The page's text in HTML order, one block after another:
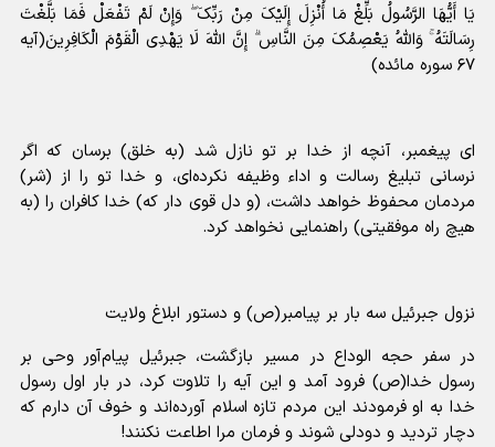
یَا أَیُّهَا الرَّسُولُ بَلِّغْ مَا أُنْزِلَ إِلَیْکَ مِنْ رَبِّکَ ۖ وَإِنْ لَمْ تَفْعَلْ فَمَا بَلَّغْتَ
رِسَالَتَهُ ۚ وَاللَّهُ یَعْصِمُکَ مِنَ النَّاسِ ۗ إِنَّ اللَّهَ لَا یَهْدِی الْقَوْمَ الْکَافِرِینَ(آیه
۶۷ سوره مائده)
ای پیغمبر، آنچه از خدا بر تو نازل شد (به خلق) برسان که اگر
نرسانی تبلیغ رسالت و اداء وظیفه نکرده‌ای، و خدا تو را از (شر)
مردمان محفوظ خواهد داشت، (و دل قوی دار که) خدا کافران را (به
هیچ راه موفقیتی) راهنمایی نخواهد کرد.
نزول جبرئیل سه بار بر پیامبر(ص) و دستور ابلاغ ولایت
در سفر حجه الوداع در مسیر بازگشت، جبرئیل پیام‌آور وحی بر
رسول خدا(ص) فرود آمد و این آیه را تلاوت کرد، در بار اول رسول
خدا به او فرمودند این مردم تازه اسلام آورده‌اند و خوف آن دارم که
دچار تردید و دودلی شوند و فرمان مرا اطاعت نکنند!